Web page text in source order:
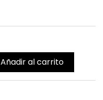
Añadir al carrito